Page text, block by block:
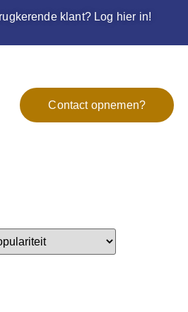
klant? Log hier in!
Contact opnemen?